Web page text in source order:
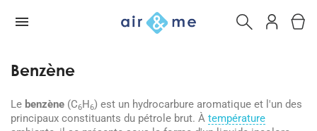
Benzène
Le benzène (C6H6) est un hydrocarbure aromatique et l'un des
principaux constituants du pétrole brut. À température